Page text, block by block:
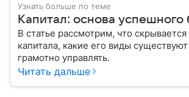
Узнать больше по теме
Капитал: основа успешного
В статье рассмотрим, что
капитала, какие его виды
грамотно управлять.
Читать дальше